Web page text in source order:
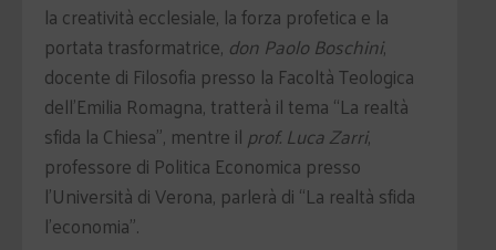
la creatività ecclesiale, la forza profetica e la
portata trasformatrice, don Paolo Boschini,
docente di Filosofia presso la Facoltà Teologica
dell’Emilia Romagna, tratterà il tema “La realtà
sfida la Chiesa”, mentre il prof. Luca Zarri,
professore di Politica Economica presso
l’Università di Verona, parlerà di “La realtà sfida
l’economia”.